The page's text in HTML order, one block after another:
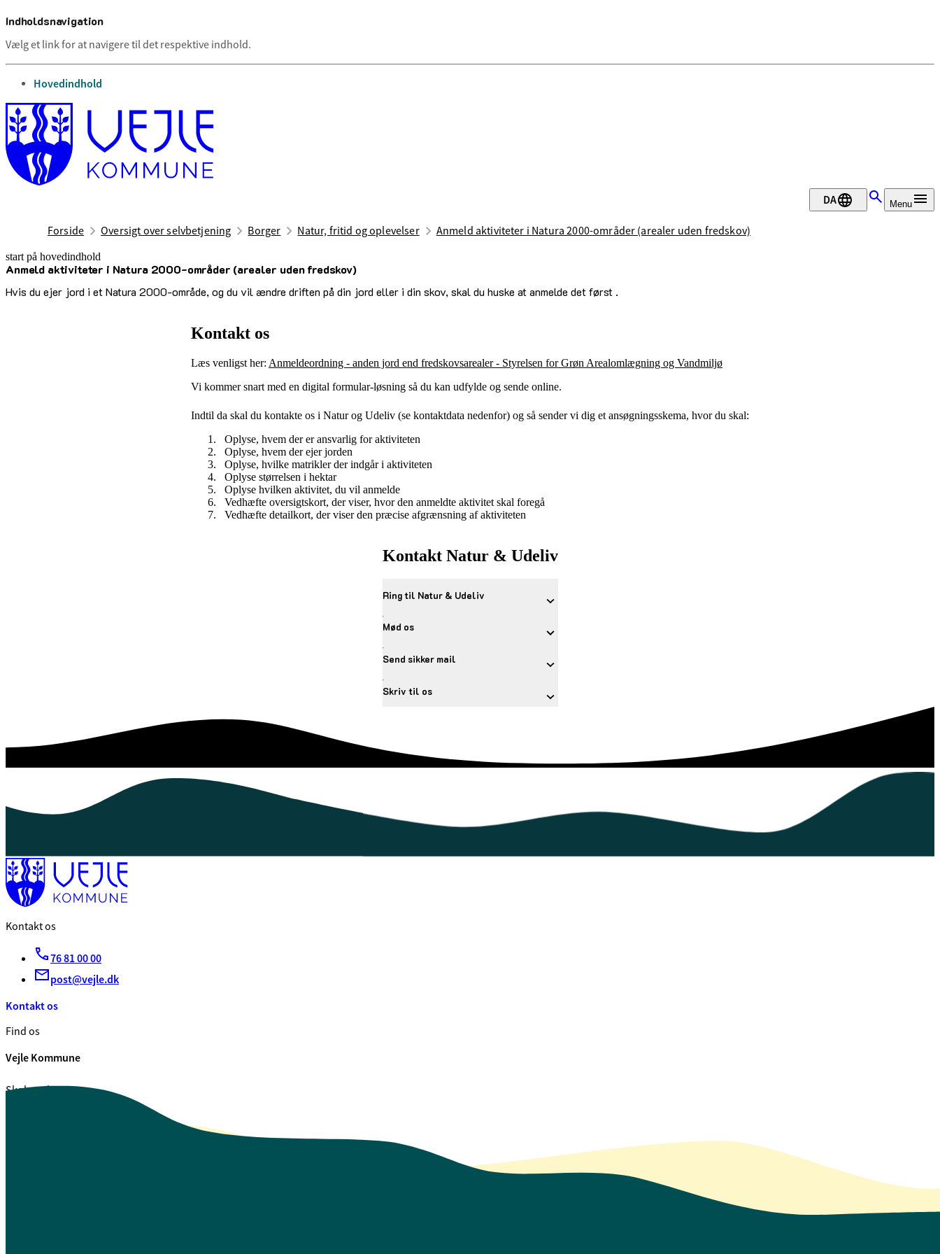
Indholdsnavigation
Vælg et link for at navigere til det respektive indhold.
gå til
Hovedindhold
DA Menu
Forside Oversigt over selvbetjening Borger Natur, fritid og oplevelser Anmeld aktiviteter i Natura 2000-områder (arealer uden fredskov)
start på hovedindhold
Anmeld aktiviteter i Natura 2000-områder (arealer uden fredskov)
Hvis du ejer jord i et Natura 2000-område, og du vil ændre driften på din jord eller i din skov, skal du huske at anmelde det først .
senest opdateret 17. februar 2026
Kontakt os
Læs venligst her: Anmeldeordning - anden jord end fredskovsarealer - Styrelsen for Grøn Arealomlægning og Vandmiljø
Vi kommer snart med en digital formular-løsning så du kan udfylde og sende online.
Indtil da skal du kontakte os i Natur og Udeliv (se kontaktdata nedenfor) og så sender vi dig et ansøgningsskema, hvor du skal:
Oplyse, hvem der er ansvarlig for aktiviteten
Oplyse, hvem der ejer jorden
Oplyse, hvilke matrikler der indgår i aktiviteten
Oplyse størrelsen i hektar
Oplyse hvilken aktivitet, du vil anmelde
Vedhæfte oversigtskort, der viser, hvor den anmeldte aktivitet skal foregå
Vedhæfte detailkort, der viser den præcise afgrænsning af aktiviteten
Kontakt Natur & Udeliv
Ring til Natur & Udeliv
Mød os
Send sikker mail
Skriv til os
Kontakt os
76 81 00 00
post@vejle.dk
Kontakt os
Find os
Vejle Kommune
Skolegade 1